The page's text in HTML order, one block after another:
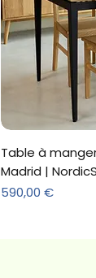
Table à
Madrid |
Prix
590,00 €